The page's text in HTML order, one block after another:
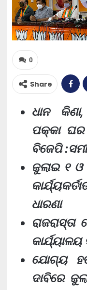
0
Share
ଧାନ
ପକ୍କା
ବିଜେପି
ଜୁଲାଇ ୧ ଓ
ଧାରଣା
ଯୋଗ୍ୟ
ଦାବିରେ